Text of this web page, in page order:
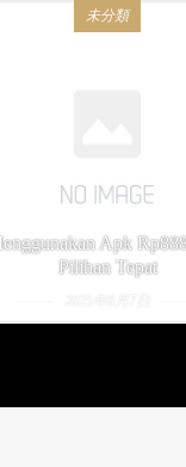
未分類
Apk
Pilihan Tepat